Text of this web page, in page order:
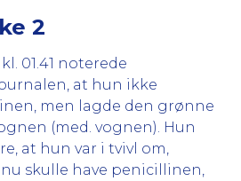
2
01.41 noterede
at hun ikke
men lagde den grønne
(med. vognen). Hun
at hun var i tvivl om,
skulle have penicillinen,